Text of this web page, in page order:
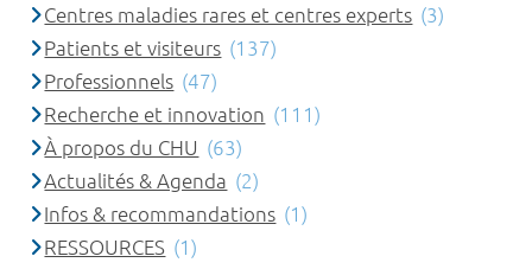
Centres maladies rares et centres experts (3)
Patients et visiteurs (137)
Professionnels (47)
Recherche et innovation (111)
À propos du CHU (63)
Actualités & Agenda (2)
Infos & recommandations (1)
RESSOURCES (1)